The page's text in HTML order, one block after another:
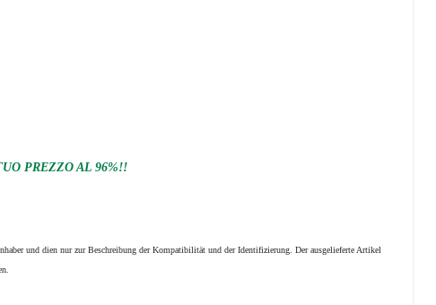
PREZZO AL 96%!!
und dien nur zur Beschreibung der Kompatibilität und der Identifizierung. Der ausgelieferte Artikel